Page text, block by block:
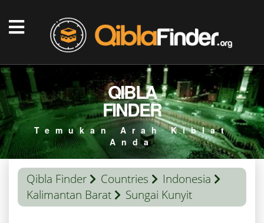
QIBLA
FINDER
Temukan Arah Kiblat
Anda
Qibla Finder Countries
Indonesia
Kalimantan Barat
Sungai Kunyit